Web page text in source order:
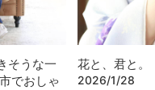
そうな一
でおしゃ
花と、君と。
2026/1/28